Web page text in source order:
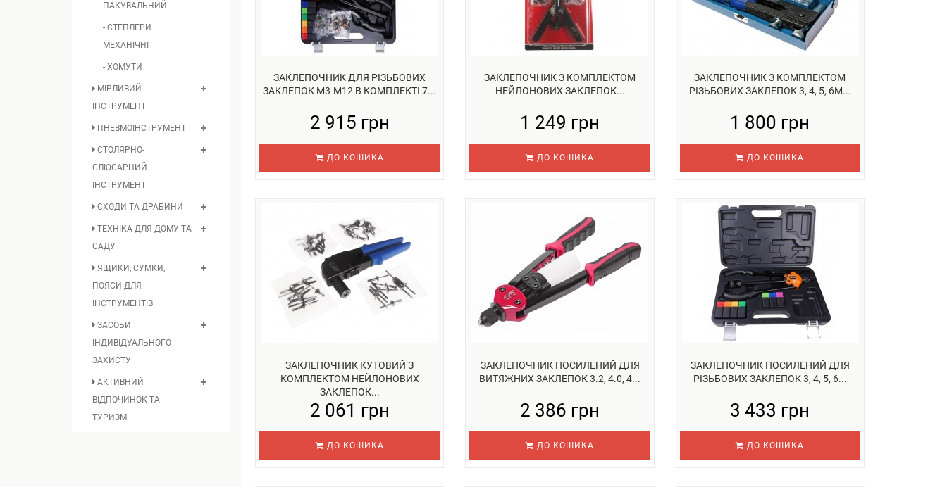
ПАКУВАЛЬНИЙ
- СТЕПЛЕРИ
МЕХАНІЧНІ
- ХОМУТИ
МІРЛИВИЙ
ІНСТРУМЕНТ
ПНЕВМОІНСТРУМЕНТ
СТОЛЯРНО-
СЛЮСАРНИЙ
ІНСТРУМЕНТ
СХОДИ ТА ДРАБИНИ
ТЕХНІКА ДЛЯ ДОМУ ТА
САДУ
ЯЩИКИ, СУМКИ,
ПОЯСИ ДЛЯ
ІНСТРУМЕНТІВ
ЗАСОБИ
ІНДИВІДУАЛЬНОГО
ЗАХИСТУ
АКТИВНИЙ
ВІДПОЧИНОК ТА
ТУРИЗМ
ЗАКЛЕПОЧНИК ДЛЯ РІЗЬБОВИХ
ЗАКЛЕПОК M3-M12 В КОМПЛЕКТІ 7...
2 915 грн
ДО КОШИКА
ЗАКЛЕПОЧНИК З КОМПЛЕКТОМ
НЕЙЛОНОВИХ ЗАКЛЕПОК...
1 249 грн
ДО КОШИКА
ЗАКЛЕПОЧНИК З КОМПЛЕКТОМ
РІЗЬБОВИХ ЗАКЛЕПОК 3, 4, 5, 6М...
1 800 грн
ДО КОШИКА
ЗАКЛЕПОЧНИК КУТОВИЙ З
КОМПЛЕКТОМ НЕЙЛОНОВИХ
ЗАКЛЕПОК...
2 061 грн
ДО КОШИКА
ЗАКЛЕПОЧНИК ПОСИЛЕНИЙ ДЛЯ
ВИТЯЖНИХ ЗАКЛЕПОК 3.2, 4.0, 4...
2 386 грн
ДО КОШИКА
ЗАКЛЕПОЧНИК ПОСИЛЕНИЙ ДЛЯ
РІЗЬБОВИХ ЗАКЛЕПОК 3, 4, 5, 6...
3 433 грн
ДО КОШИКА